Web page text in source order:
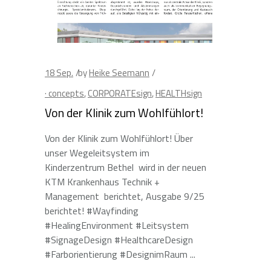
18Sep. byHeike Seemann
· concepts,CORPORATEsign,HEALTHsign
Von der Klinik zum Wohlfühlort!
Von der Klinik zum Wohlfühlort! Über
unser Wegeleitsystem im
Kinderzentrum Bethel wird in der neuen
KTM Krankenhaus Technik +
Management berichtet, Ausgabe 9/25
berichtet! #Wayfinding
#HealingEnvironment #Leitsystem
#SignageDesign #HealthcareDesign
#Farborientierung #DesignimRaum